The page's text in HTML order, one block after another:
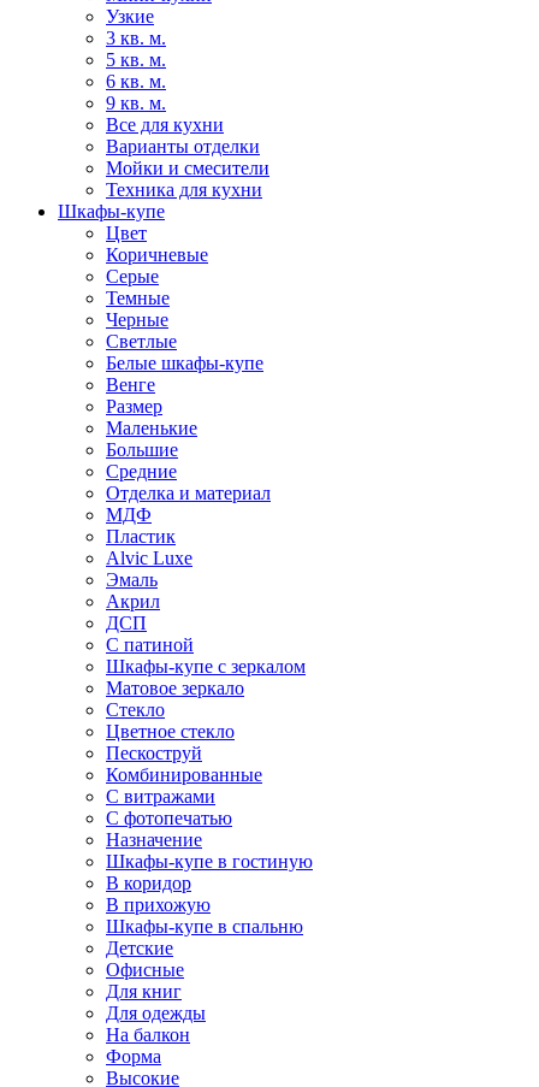
Узкие
3 кв. м.
5 кв. м.
6 кв. м.
9 кв. м.
Все для кухни
Варианты отделки
Мойки и смесители
Техника для кухни
Шкафы-купе
Цвет
Коричневые
Серые
Темные
Черные
Светлые
Белые шкафы-купе
Венге
Размер
Маленькие
Большие
Средние
Отделка и материал
МДФ
Пластик
Alvic Luxe
Эмаль
Акрил
ДСП
С патиной
Шкафы-купе с зеркалом
Матовое зеркало
Стекло
Цветное стекло
Пескоструй
Комбинированные
С витражами
С фотопечатью
Назначение
Шкафы-купе в гостиную
В коридор
В прихожую
Шкафы-купе в спальню
Детские
Офисные
Для книг
Для одежды
На балкон
Форма
Высокие